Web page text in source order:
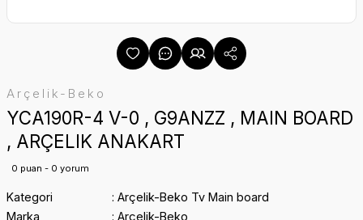
Arçelik-Beko
YCA190R-4 V-0 , G9ANZZ , MAIN BOARD
, ARÇELIK ANAKART
0 puan - 0 yorum
Kategori
Arçelik-Beko Tv Main board
Marka
Arçelik-Beko